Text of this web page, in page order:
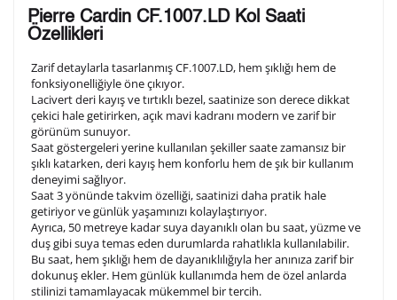
arka kapağına gravür tekniği ile formda belirtmiş
olduğunuz şekilde işlenecektir.
1. Satır
10/ 10
2. Satır
10/ 10
3. Satır
10/ 10
Lütfen font seçiniz
Pierre Cardin CF.1007.LD Kol Saati
Özellikleri
Zarif detaylarla tasarlanmış CF.1007.LD, hem şıklığı hem de
fonksiyonelliğiyle öne çıkıyor.
Lacivert deri kayış ve tırtıklı bezel, saatinize son derece dikkat
çekici hale getirirken, açık mavi kadranı modern ve zarif bir
görünüm sunuyor.
Saat göstergeleri yerine kullanılan şekiller saate zamansız bir
şıklı katarken, deri kayış hem konforlu hem de şık bir kullanım
deneyimi sağlıyor.
Saat 3 yönünde takvim özelliği, saatinizi daha pratik hale
getiriyor ve günlük yaşamınızı kolaylaştırıyor.
Ayrıca, 50 metreye kadar suya dayanıklı olan bu saat, yüzme ve
duş gibi suya temas eden durumlarda rahatlıkla kullanılabilir.
Bu saat, hem şıklığı hem de dayanıklılığıyla her anınıza zarif bir
dokunuş ekler. Hem günlük kullanımda hem de özel anlarda
stilinizi tamamlayacak mükemmel bir tercih.